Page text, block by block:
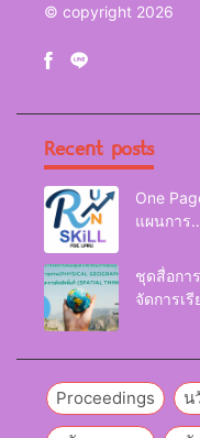
© copyright 2026
Recent posts
One
แผนการ
Reskill
Upskill
ชุดสื่อการ
จัดการเรี
(Physical
Proceedings น